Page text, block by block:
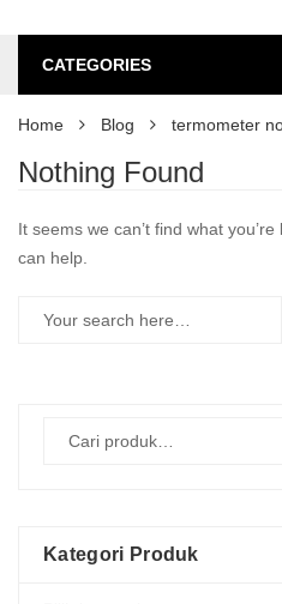
CATEGORIES
Home Blog termometer
Nothing Found
It seems we can’t find what
can help.
Kategori Produk